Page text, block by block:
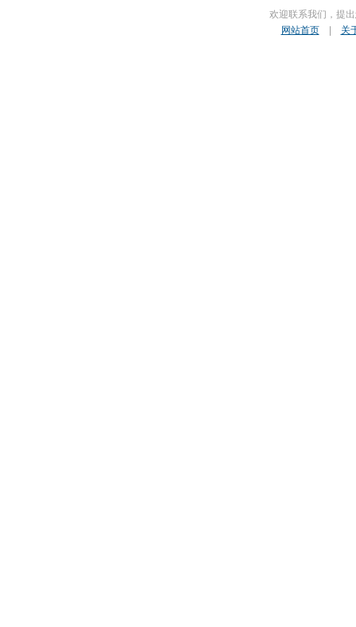
欢迎联系我们，提
网站首页| 关